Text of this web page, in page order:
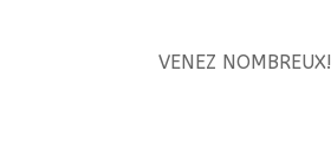
VENEZ NOMBREUX!